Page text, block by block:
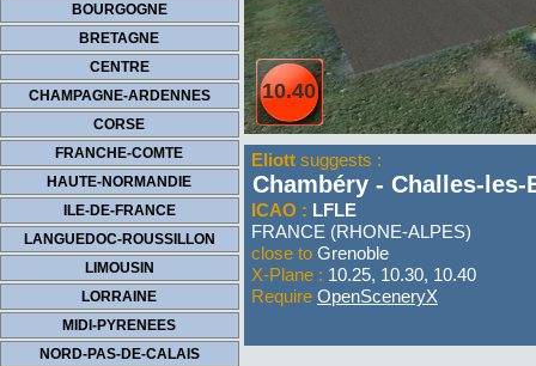
BOURGOGNE
BRETAGNE
CENTRE
CHAMPAGNE-ARDENNES
CORSE
FRANCHE-COMTE
HAUTE-NORMANDIE
ILE-DE-FRANCE
LANGUEDOC-ROUSSILLON
LIMOUSIN
LORRAINE
MIDI-PYRENEES
NORD-PAS-DE-CALAIS
10.40
Eliott suggests :
Chambéry - Challes-les-
ICAO : LFLE
FRANCE (RHONE-ALPES)
close to Grenoble
X-Plane : 10.25, 10.30, 10.40
Require OpenSceneryX